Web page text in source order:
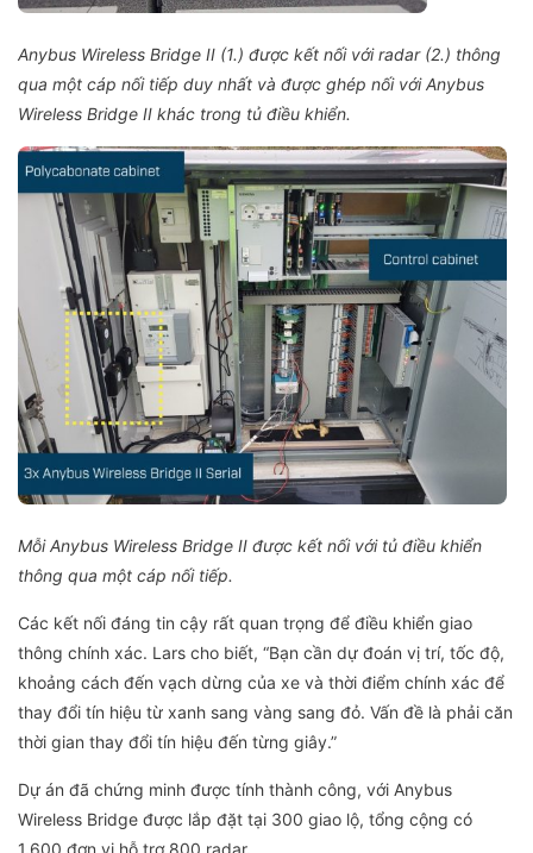
Anybus Wireless Bridge II (1.) được kết nối với radar (2.) thông
qua một cáp nối tiếp duy nhất và được ghép nối với Anybus
Wireless Bridge II khác trong tủ điều khiển.
Mỗi Anybus Wireless Bridge II được kết nối với tủ điều khiển
thông qua một cáp nối tiếp.
Các kết nối đáng tin cậy rất quan trọng để điều khiển giao
thông chính xác. Lars cho biết, “Bạn cần dự đoán vị trí, tốc độ,
khoảng cách đến vạch dừng của xe và thời điểm chính xác để
thay đổi tín hiệu từ xanh sang vàng sang đỏ. Vấn đề là phải căn
thời gian thay đổi tín hiệu đến từng giây.”
Dự án đã chứng minh được tính thành công, với Anybus
Wireless Bridge được lắp đặt tại 300 giao lộ, tổng cộng có
1.600 đơn vị hỗ trợ 800 radar.